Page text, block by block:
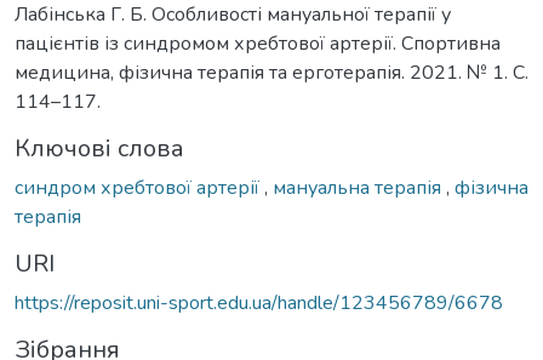
Лабінська Г. Б. Особливості мануальної терапії у
пацієнтів із синдромом хребтової артерії. Спортивна
медицина, фізична терапія та ерготерапія. 2021. № 1. С.
114–117.
Ключові слова
синдром хребтової артерії, мануальна терапія , фізична
терапія
URI
https://reposit.uni-sport.edu.ua/handle/123456789/6678
Зібрання